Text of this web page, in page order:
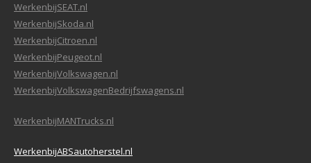
WerkenbijSEAT.nl
WerkenbijSkoda.nl
WerkenbijCitroen.nl
WerkenbijPeugeot.nl
WerkenbijVolkswagen.nl
WerkenbijVolkswagenBedrijfswagens.nl
WerkenbijMANTrucks.nl
WerkenbijABSautoherstel.nl